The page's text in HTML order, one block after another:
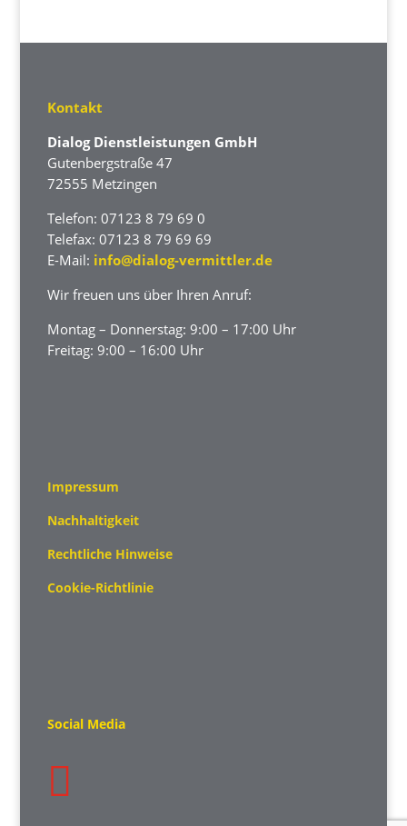
Kontakt
Dialog Dienstleistungen GmbH
Gutenbergstraße 47
72555 Metzingen
Telefon: 07123 8 79 69 0
Telefax: 07123 8 79 69 69
E-Mail: info@dialog-vermittler.de
Wir freuen uns über Ihren Anruf:
Montag – Donnerstag: 9:00 – 17:00 Uhr
Freitag: 9:00 – 16:00 Uhr
Impressum
Nachhaltigkeit
Rechtliche Hinweise
Cookie-Richtlinie
Social Media
